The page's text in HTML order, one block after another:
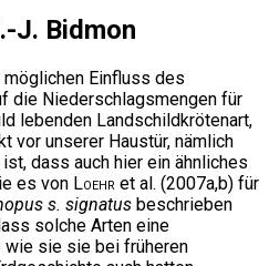
J. Bidmon
Einfluss des
die Niederschlagsmengen für
lebenden Landschildkrötenart,
vor unserer Haustür, nämlich
dass auch hier ein ähnliches
es von Loehr et al. (2007a,b) für
s. signatus beschrieben
solche Arten eine
wie sie sie bei früheren